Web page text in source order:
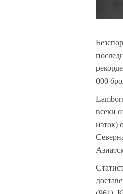
000
всеки
изток)